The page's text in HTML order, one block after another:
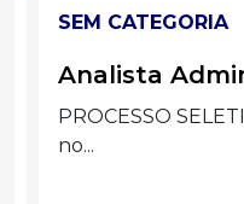
SEM CATEGORIA
Analista
PROCESSO
no...